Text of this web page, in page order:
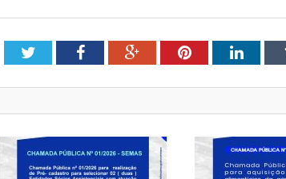
TwitterFacebookGoogle+